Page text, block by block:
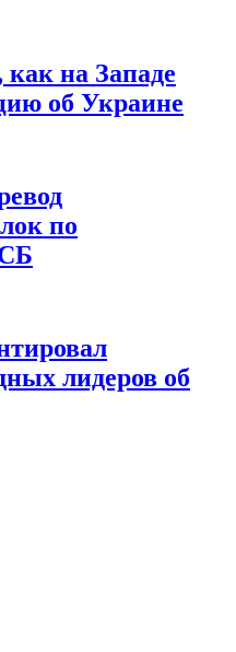
на Западе
об Украине
по
лидеров об